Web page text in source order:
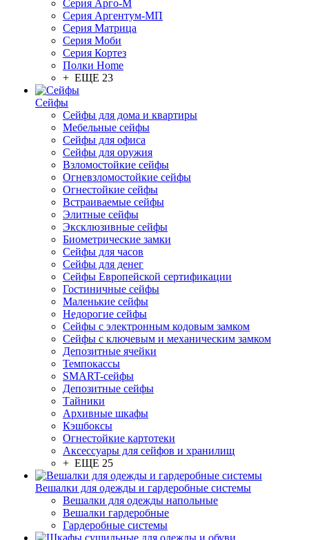
Серия Арго-М
Серия Аргентум-МП
Серия Матрица
Серия Моби
Серия Кортез
Полки Home
+ ЕЩЕ 23
Сейфы
Сейфы для дома и квартиры
Мебельные сейфы
Сейфы для офиса
Сейфы для оружия
Взломостойкие сейфы
Огневзломостойкие сейфы
Огнестойкие сейфы
Встраиваемые сейфы
Элитные сейфы
Эксклюзивные сейфы
Биометрические замки
Сейфы для часов
Сейфы для денег
Сейфы Европейской сертификации
Гостиничные сейфы
Маленькие сейфы
Недорогие сейфы
Сейфы с электронным кодовым замком
Сейфы с ключевым и механическим замком
Депозитные ячейки
Темпокассы
SMART-сейфы
Депозитные сейфы
Тайники
Архивные шкафы
Кэшбоксы
Огнестойкие картотеки
Аксессуары для сейфов и хранилищ
+ ЕЩЕ 25
Вешалки для одежды и гардеробные системы
Вешалки для одежды напольные
Вешалки гардеробные
Гардеробные системы